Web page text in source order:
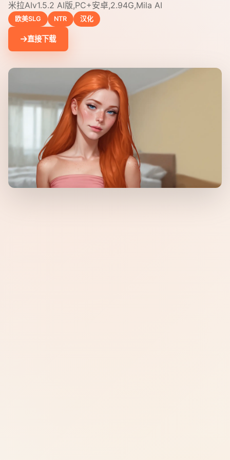
米拉AIv1.5.2 AI版,PC+安卓,2.94G,Mila AI
欧美SLG NTR 汉化
直接下载